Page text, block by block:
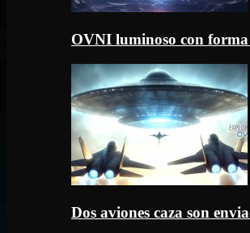
OVNI luminoso con
Dos aviones caza son